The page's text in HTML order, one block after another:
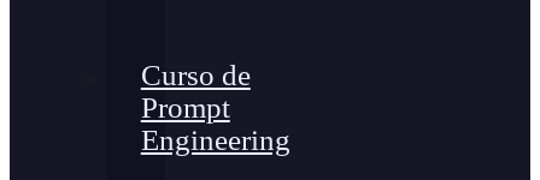
Curso de
Prompt
Engineering